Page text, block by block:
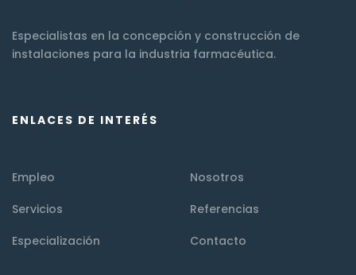
Especialistas en la concepción y construcción de
instalaciones para la industria farmacéutica.
ENLACES DE INTERÉS
Empleo
Nosotros
Servicios
Referencias
Especialización
Contacto